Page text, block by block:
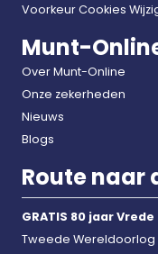
Voorkeur Cookies
Munt-
Over Munt-Online
Onze zekerheden
Nieuws
Blogs
Route naar
GRATIS 80 jaar
Tweede Wereldoorlog